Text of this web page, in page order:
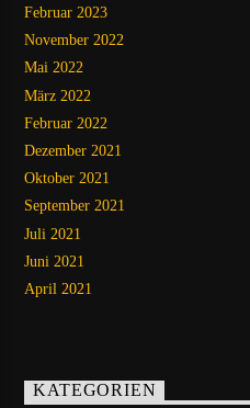
Februar 2023
November 2022
Mai 2022
März 2022
Februar 2022
Dezember 2021
Oktober 2021
September 2021
Juli 2021
Juni 2021
April 2021
KATEGORIEN